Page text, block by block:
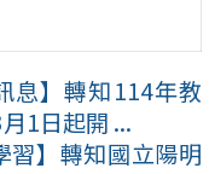
息】轉知114年教
1日起開 ...
習】轉知國立陽明